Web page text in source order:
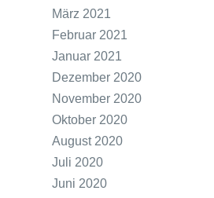
März 2021
Februar 2021
Januar 2021
Dezember 2020
November 2020
Oktober 2020
August 2020
Juli 2020
Juni 2020